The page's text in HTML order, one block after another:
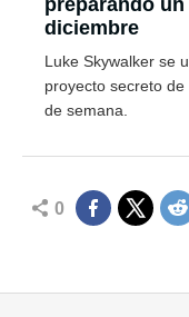
preparando
diciembre
Luke Skywalker se
proyecto secreto
de semana.
0